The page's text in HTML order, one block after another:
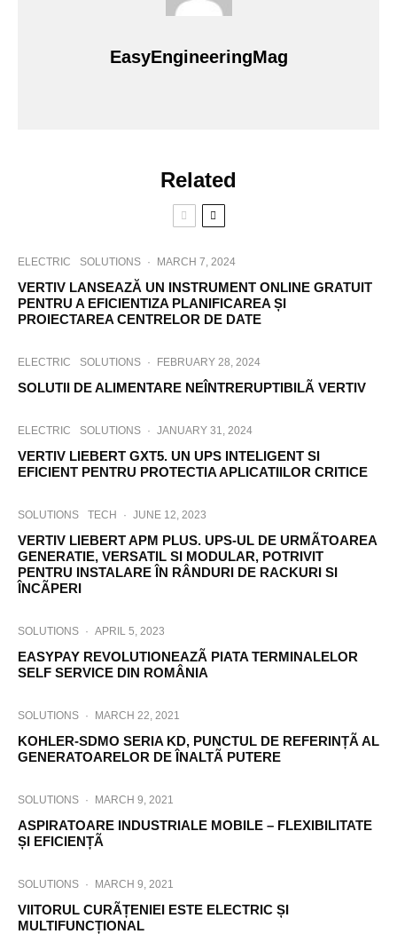
EasyEngineeringMag
Related
ELECTRIC SOLUTIONS · MARCH 7, 2024
VERTIV LANSEAZĂ UN INSTRUMENT ONLINE GRATUIT
PENTRU A EFICIENTIZA PLANIFICAREA ȘI
PROIECTAREA CENTRELOR DE DATE
ELECTRIC SOLUTIONS · FEBRUARY 28, 2024
SOLUTII DE ALIMENTARE NEÎNTRERUPTIBILÃ VERTIV
ELECTRIC SOLUTIONS · JANUARY 31, 2024
VERTIV LIEBERT GXT5. UN UPS INTELIGENT SI
EFICIENT PENTRU PROTECTIA APLICATIILOR CRITICE
SOLUTIONS TECH · JUNE 12, 2023
VERTIV LIEBERT APM PLUS. UPS-UL DE URMÃTOAREA
GENERATIE, VERSATIL SI MODULAR, POTRIVIT
PENTRU INSTALARE ÎN RÂNDURI DE RACKURI SI
ÎNCÃPERI
SOLUTIONS · APRIL 5, 2023
EASYPAY REVOLUTIONEAZÃ PIATA TERMINALELOR
SELF SERVICE DIN ROMÂNIA
SOLUTIONS · MARCH 22, 2021
KOHLER-SDMO SERIA KD, PUNCTUL DE REFERINȚÃ AL
GENERATOARELOR DE ÎNALTÃ PUTERE
SOLUTIONS · MARCH 9, 2021
ASPIRATOARE INDUSTRIALE MOBILE – FLEXIBILITATE
ȘI EFICIENȚÃ
SOLUTIONS · MARCH 9, 2021
VIITORUL CURÃȚENIEI ESTE ELECTRIC ȘI
MULTIFUNCȚIONAL